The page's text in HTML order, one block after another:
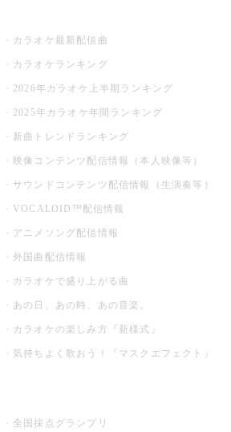
カラオケ最新配信曲
カラオケランキング
2026年カラオケ上半期ランキング
2025年カラオケ年間ランキング
新曲トレンドランキング
映像コンテンツ配信情報（本人映像等）
サウンドコンテンツ配信情報（生演奏等）
VOCALOID™配信情報
アニメソング配信情報
外国曲配信情報
カラオケで盛り上がる曲
あの日、あの時、あの音楽。
カラオケの楽しみ方『新様式』
気持ちよく歌おう！『マスクエフェクト』
全国採点グランプリ